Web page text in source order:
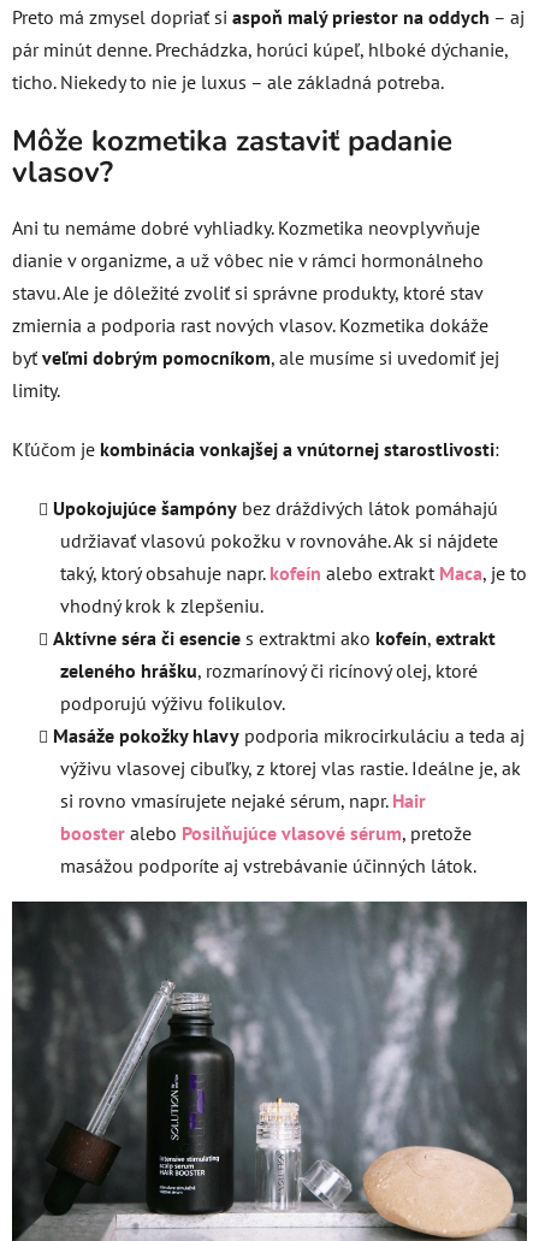
Preto má zmysel dopriať si aspoň malý priestor na oddych – aj
pár minút denne. Prechádzka, horúci kúpeľ, hlboké dýchanie,
ticho. Niekedy to nie je luxus – ale základná potreba.
Môže kozmetika zastaviť padanie
vlasov?
Ani tu nemáme dobré vyhliadky. Kozmetika neovplyvňuje
dianie v organizme, a už vôbec nie v rámci hormonálneho
stavu. Ale je dôležité zvoliť si správne produkty, ktoré stav
zmiernia a podporia rast nových vlasov. Kozmetika dokáže
byť veľmi dobrým pomocníkom, ale musíme si uvedomiť jej
limity.
Kľúčom je kombinácia vonkajšej a vnútornej starostlivosti:
Upokojujúce šampóny bez dráždivých látok pomáhajú
udržiavať vlasovú pokožku v rovnováhe. Ak si nájdete
taký, ktorý obsahuje napr. kofeín alebo extrakt Maca, je to
vhodný krok k zlepšeniu.
Aktívne séra či esencie s extraktmi ako kofeín, extrakt
zeleného hrášku, rozmarínový či ricínový olej, ktoré
podporujú výživu folikulov.
Masáže pokožky hlavy podporia mikrocirkuláciu a teda aj
výživu vlasovej cibuľky, z ktorej vlas rastie. Ideálne je, ak
si rovno vmasírujete nejaké sérum, napr. Hair
booster alebo Posilňujúce vlasové sérum, pretože
masážou podporíte aj vstrebávanie účinných látok.